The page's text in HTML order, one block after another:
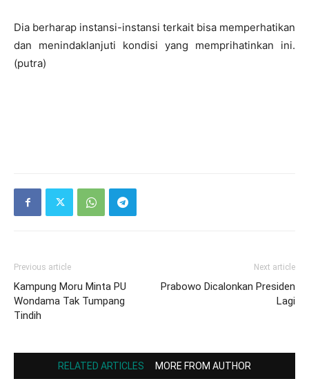
Dia berharap instansi-instansi terkait bisa memperhatikan
dan menindaklanjuti kondisi yang memprihatinkan ini.
(putra)
Previous article
Kampung Moru Minta PU
Wondama Tak Tumpang
Tindih
Next article
Prabowo Dicalonkan Presiden
Lagi
RELATED ARTICLES MORE FROM AUTHOR